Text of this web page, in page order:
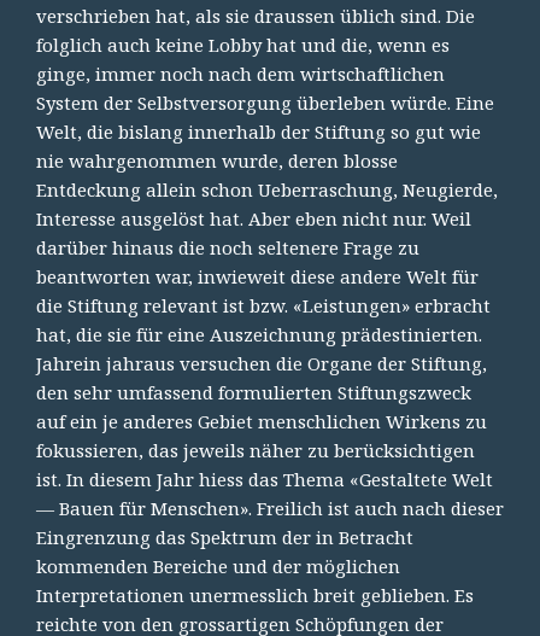
verschrieben hat, als sie draussen üblich sind. Die
folglich auch keine Lobby hat und die, wenn es
ginge, immer noch nach dem wirtschaftlichen
System der Selbstversorgung überleben würde. Eine
Welt, die bislang innerhalb der Stiftung so gut wie
nie wahrgenommen wurde, deren blosse
Entdeckung allein schon Ueberraschung, Neugierde,
Interesse ausgelöst hat. Aber eben nicht nur. Weil
darüber hinaus die noch seltenere Frage zu
beantworten war, inwieweit diese andere Welt für
die Stiftung relevant ist bzw. «Leistungen» erbracht
hat, die sie für eine Auszeichnung prädestinierten.
Jahrein jahraus versuchen die Organe der Stiftung,
den sehr umfassend formulierten Stiftungszweck
auf ein je anderes Gebiet menschlichen Wirkens zu
fokussieren, das jeweils näher zu berücksichtigen
ist. In diesem Jahr hiess das Thema «Gestaltete Welt
— Bauen für Menschen». Freilich ist auch nach dieser
Eingrenzung das Spektrum der in Betracht
kommenden Bereiche und der möglichen
Interpretationen unermesslich breit geblieben. Es
reichte von den grossartigen Schöpfungen der